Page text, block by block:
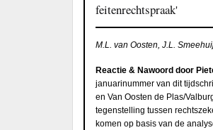
feitenrechtspraak'
M.L. van Oosten, J.L.
Reactie & Nawoord door
januarinummer van dit
en Van Oosten de Plas/
tegenstelling tussen
komen op basis van de